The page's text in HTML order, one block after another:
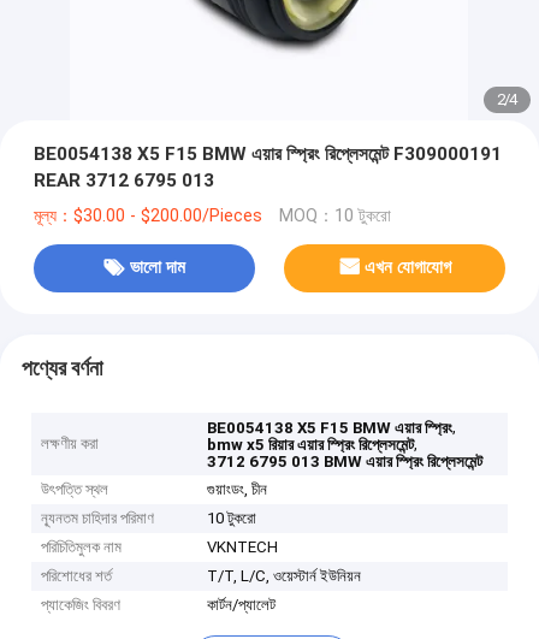
2/4
BE0054138 X5 F15 BMW এয়ার স্প্রিং রিপ্লেসমেন্ট F309000191
REAR 3712 6795 013
মূল্য：$30.00 - $200.00/Pieces MOQ：10 টুকরো
ভালো দাম এখন যোগাযোগ
পণ্যের বর্ণনা
লক্ষণীয় করা
BE0054138 X5 F15 BMW এয়ার স্প্রিং,
bmw x5 রিয়ার এয়ার স্প্রিং রিপ্লেসমেন্ট,
3712 6795 013 BMW এয়ার স্প্রিং রিপ্লেসমেন্ট
উৎপত্তি স্থল
গুয়াংডং, চীন
ন্যূনতম চাহিদার পরিমাণ
10 টুকরো
পরিচিতিমুলক নাম
VKNTECH
পরিশোধের শর্ত
T/T, L/C, ওয়েস্টার্ন ইউনিয়ন
প্যাকেজিং বিবরণ
কার্টন/প্যালেট